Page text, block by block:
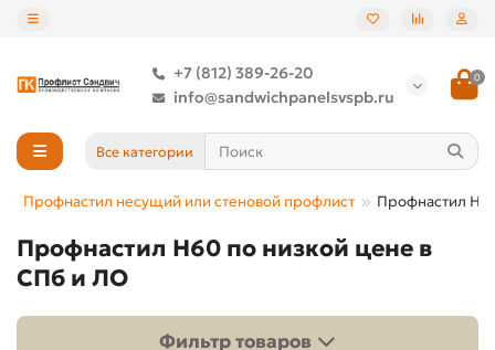
+7 (812) 389-26-20
info@sandwichpanelsvspb.ru
0
Все категории
Профнастил несущий или стеновой профлист Профнастил
Профнастил Н60 по низкой цене в
СПб и ЛО
Фильтр товаров